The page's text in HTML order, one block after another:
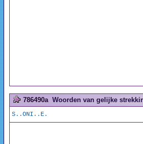
786490a Woorden van gelijke
S..ONI..E.